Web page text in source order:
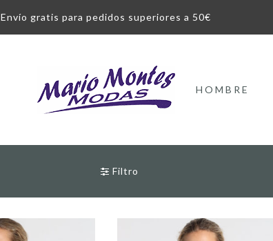
Envío gratis para pedidos superiores a 50€
HOMBRE
Filtro